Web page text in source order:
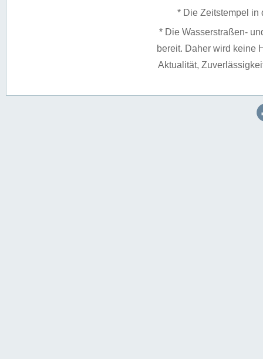
* Die Zeitstempel in
* Die Wasserstraßen-
bereit. Daher wird keine
Aktualität,